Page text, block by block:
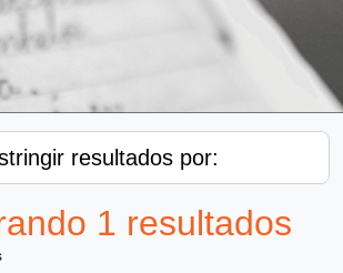
resultados por:
1 resultados